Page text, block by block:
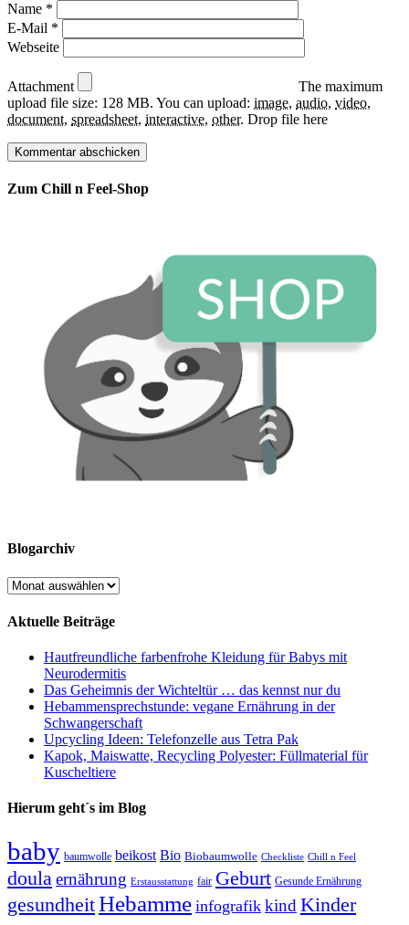
Name *
E-Mail *
Webseite
Attachment
The maximum
upload file size: 128 MB. You can upload: image, audio, video,
document, spreadsheet, interactive, other. Drop file here
Zum Chill n Feel-Shop
Blogarchiv
Blogarchiv
Aktuelle Beiträge
Hautfreundliche farbenfrohe Kleidung für Babys mit
Neurodermitis
Das Geheimnis der Wichteltür … das kennst nur du
Hebammensprechstunde: vegane Ernährung in der
Schwangerschaft
Upcycling Ideen: Telefonzelle aus Tetra Pak
Kapok, Maiswatte, Recycling Polyester: Füllmaterial für
Kuscheltiere
Hierum geht´s im Blog
baby baumwolle beikost Bio Biobaumwolle Checkliste Chill n Feel
doula ernährung Erstausstattung fair Geburt Gesunde Ernährung
gesundheitHebamme infografik kind Kinder